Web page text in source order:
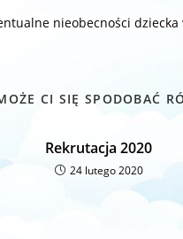
nieobecności
CI SIĘ SPODOBAĆ
Rekrutacja 2020
24 lutego 2020